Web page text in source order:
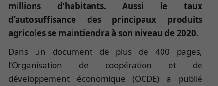
millions d’habitants. Aussi le taux
d’autosuffisance des principaux produits
agricoles se maintiendra à son niveau de 2020.
Dans un document de plus de 400 pages,
l’Organisation de coopération et de
développement économique (OCDE) a publié